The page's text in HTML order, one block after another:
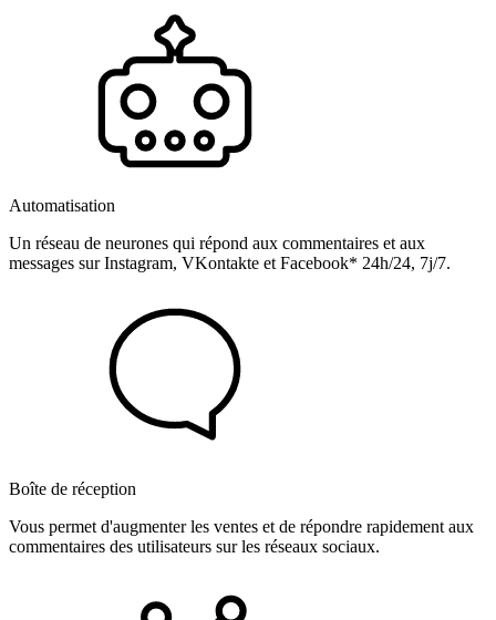
Automatisation
Un réseau de neurones qui répond aux commentaires et aux
messages sur Instagram, VKontakte et Facebook* 24h/24, 7j/7.
Boîte de réception
Vous permet d'augmenter les ventes et de répondre rapidement aux
commentaires des utilisateurs sur les réseaux sociaux.